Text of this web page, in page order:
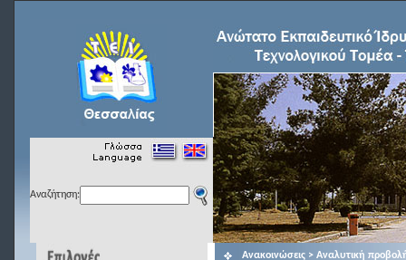
Αναζήτηση:
Ανακοινώσεις > Αναλυτική